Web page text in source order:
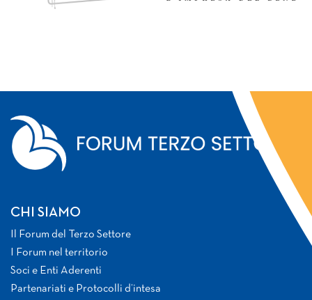
CHI SIAMO
Il Forum del Terzo Settore
I Forum nel territorio
Soci e Enti Aderenti
Partenariati e Protocolli d’intesa